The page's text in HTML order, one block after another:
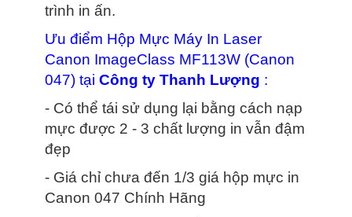
trình in ấn.
Ưu điểm Hộp Mực Máy In Laser
Canon ImageClass MF113W (Canon
047) tạiCông ty Thanh Lượng :
- Có thể tái sử dụng lại bằng cách nạp
mực được 2 - 3 chất lượng in vẫn đậm
đẹp
- Giá chỉ chưa đến 1/3 giá hộp mực in
Canon 047 Chính Hãng